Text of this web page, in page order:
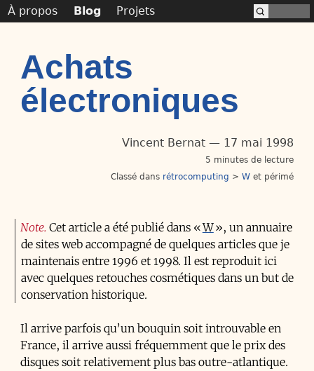
Achats
électroniques
Vincent Bernat 17 mai 1998
5 minutes de lecture
Classé dans rétrocomputing >W périmé
Note Cet article a été publié dans «W», un annuaire
de sites web accompagné de quelques articles que je
maintenais entre 1996 et 1998. Il est reproduit ici
avec quelques retouches cosmétiques dans un but de
conservation historique.
Il arrive parfois qu’un bouquin soit introuvable en
France, il arrive aussi fréquemment que le prix des
disques soit relativement plus bas outre-atlantique.
À propos Blog Projets